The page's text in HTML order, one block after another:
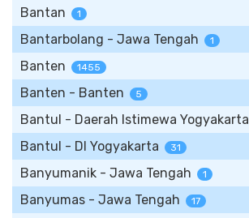
Bantan 1
Bantarbolang - Jawa Tengah 1
Banten 1455
Banten - Banten 5
Bantul - Daerah Istimewa Yogyakarta
Bantul - DI Yogyakarta 31
Banyumanik - Jawa Tengah 1
Banyumas - Jawa Tengah 17